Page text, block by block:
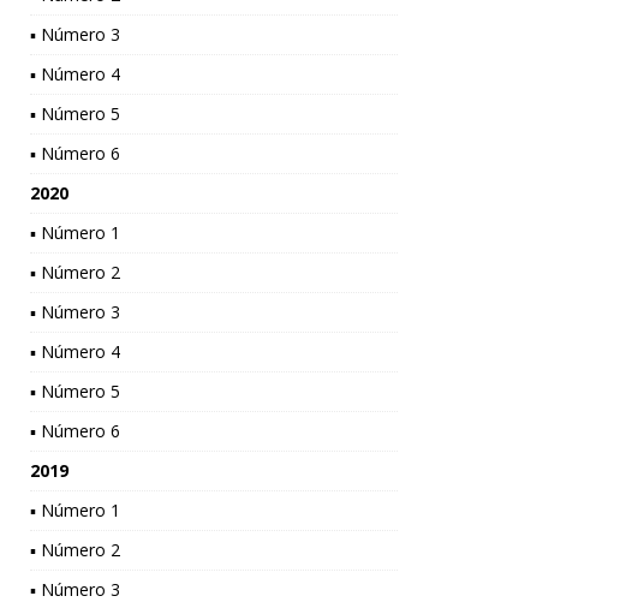
▪ Número 3
▪ Número 4
▪ Número 5
▪ Número 6
2020
▪ Número 1
▪ Número 2
▪ Número 3
▪ Número 4
▪ Número 5
▪ Número 6
2019
▪ Número 1
▪ Número 2
▪ Número 3